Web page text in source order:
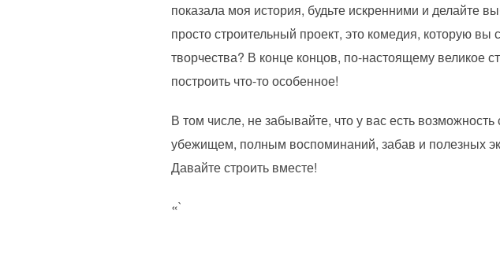
показала моя история, будьте искренними и
просто строительный проект, это комедия, которую
творчества? В конце концов, по-настоящему великое
построить что-то особенное!
В том числе, не забывайте, что у вас есть
убежищем, полным воспоминаний, забав и полезных
Давайте строить вместе!
«`